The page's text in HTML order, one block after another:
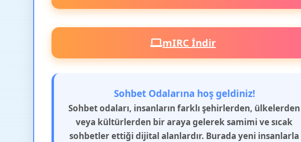
mIRC İndir
Sohbet Odalarına hoş geldiniz!
Sohbet odaları, insanların farklı şehirlerden, ülkelerden
veya kültürlerden bir araya gelerek samimi ve sıcak
sohbetler ettiği dijital alanlardır. Burada yeni insanlarla